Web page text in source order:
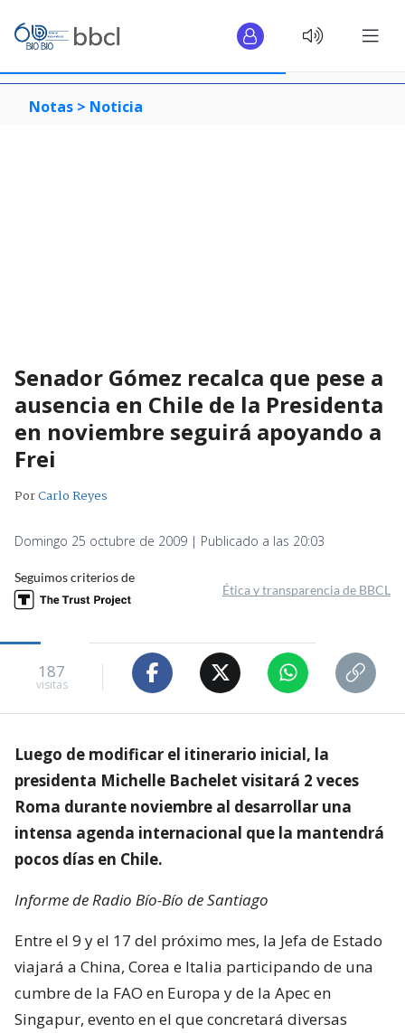
Notas > Noticia
Senador Gómez recalca que pese a
ausencia en Chile de la Presidenta
en noviembre seguirá apoyando a
Frei
PorCarlo Reyes
Domingo 25 octubre de 2009 | Publicado a las 20:03
Seguimos criterios de
Ética y transparencia de BBCL
187
visitas
Luego de modificar el itinerario inicial, la
presidenta Michelle Bachelet visitará 2 veces
Roma durante noviembre al desarrollar una
intensa agenda internacional que la mantendrá
pocos días en Chile.
Informe de Radio Bío-Bío de Santiago
Entre el 9 y el 17 del próximo mes, la Jefa de Estado
viajará a China, Corea e Italia participando de una
cumbre de la FAO en Europa y de la Apec en
Singapur, evento en el que concretará diversas